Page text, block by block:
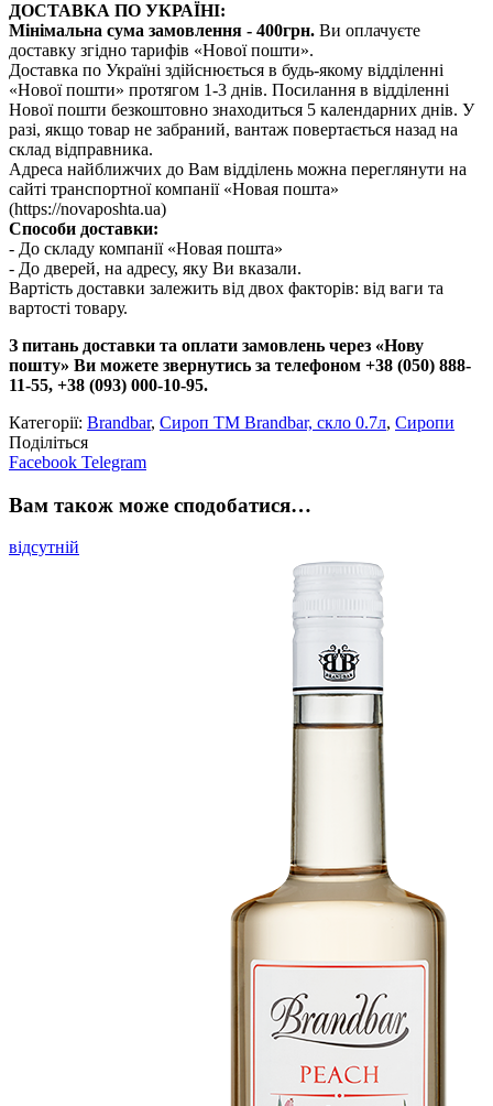
ДОСТАВКА ПО УКРАЇНІ:
Мінімальна сума замовлення - 400грн. Ви оплачуєте
доставку згідно тарифів «Нової пошти».
Доставка по Україні здійснюється в будь-якому відділенні
«Нової пошти» протягом 1-3 днів. Посилання в відділенні
Нової пошти безкоштовно знаходиться 5 календарних днів. У
разі, якщо товар не забраний, вантаж повертається назад на
склад відправника.
Адреса найближчих до Вам відділень можна переглянути на
сайті транспортної компанії «Новая пошта»
(https://novaposhta.ua)
Способи доставки:
- До складу компанії «Новая пошта»
- До дверей, на адресу, яку Ви вказали.
Вартість доставки залежить від двох факторів: від ваги та
вартості товару.
З питань доставки та оплати замовлень через «Нову
пошту» Ви можете звернутись за телефоном +38 (050) 888-
11-55, +38 (093) 000-10-95.
Категорії: Brandbar, Сироп TM Brandbar, скло 0.7л, Сиропи
Поділіться
Facebook Telegram
Вам також може сподобатися…
відсутній